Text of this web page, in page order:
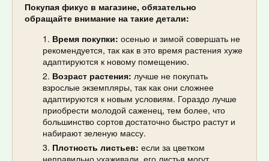
Покупая фикус в магазине, обязательно
обращайте внимание на такие детали:
Время покупки: осенью и зимой совершать не
рекомендуется, так как в это время растения хуже
адаптируются к новому помещению.
Возраст растения: лучше не покупать
взрослые экземпляры, так как они сложнее
адаптируются к новым условиям. Гораздо лучше
приобрести молодой саженец, тем более, что
большинство сортов достаточно быстро растут и
набирают зеленую массу.
Плотность листьев: если за цветком
неправильно ухаживали, его листья могут